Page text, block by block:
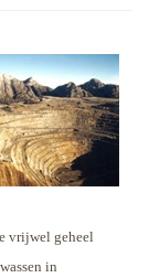
vrijwel geheel
in